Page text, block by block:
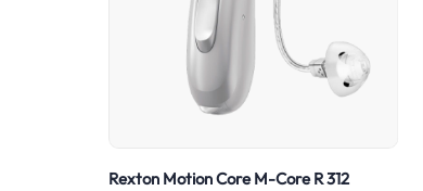
Rexton Motion Core M-Core R 312